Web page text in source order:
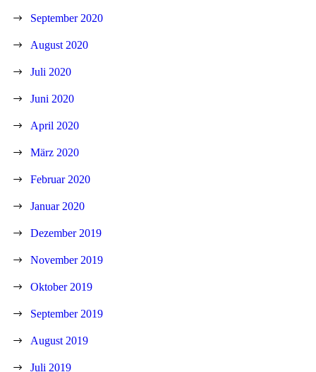
September 2020
August 2020
Juli 2020
Juni 2020
April 2020
März 2020
Februar 2020
Januar 2020
Dezember 2019
November 2019
Oktober 2019
September 2019
August 2019
Juli 2019